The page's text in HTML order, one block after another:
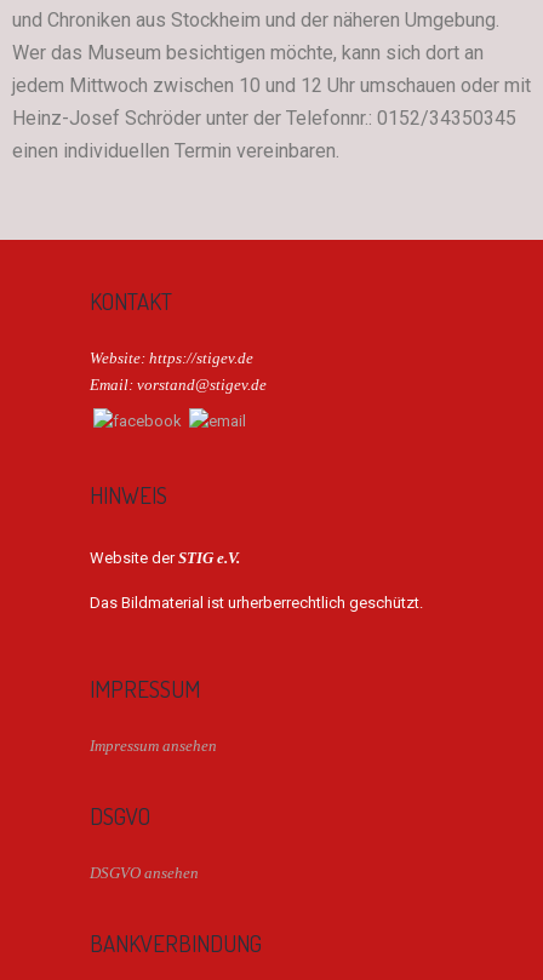
und Chroniken aus Stockheim und der näheren Umgebung.
Wer das Museum besichtigen möchte, kann sich dort an
jedem Mittwoch zwischen 10 und 12 Uhr umschauen oder mit
Heinz-Josef Schröder unter der Telefonnr.: 0152/34350345
einen individuellen Termin vereinbaren.
KONTAKT
Website: https://stigev.de
Email: vorstand@stigev.de
HINWEIS
Website derSTIG e.V.
Das Bildmaterial ist urherberrechtlich geschützt.
IMPRESSUM
Impressum ansehen
DSGVO
DSGVO ansehen
BANKVERBINDUNG